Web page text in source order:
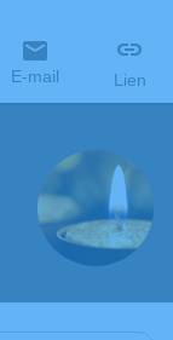
E-mail Lien